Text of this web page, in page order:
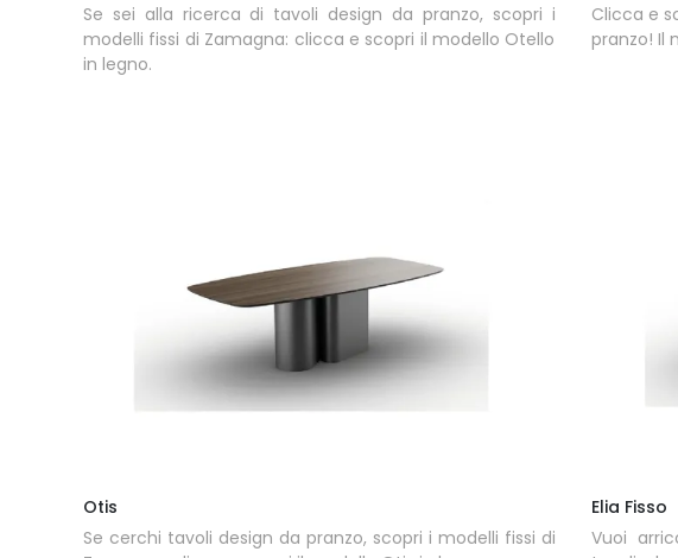
Se sei alla ricerca di tavoli design da pranzo, scopri i
modelli fissi di Zamagna: clicca e scopri il modello Otello
in legno.
Clicca e
pranzo! Il
Otis
Se cerchi tavoli design da pranzo, scopri i modelli fissi di
Elia Fisso
Vuoi